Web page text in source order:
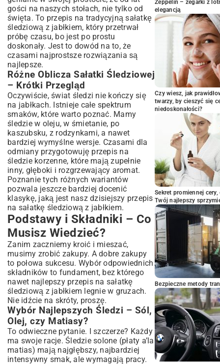
Sekret Smaku
Łączenie Składników i Cierpliwość Smaku
Wariacje na Temat Sałatki Śledziowej z
Jabłkiem
Sałatka Śledziowa z Jabłkiem i
Ziemniakami – Sposób na Pełny Posiłek
Śledzie z Jabłkiem i Buraczkami – Kolor i
Smak na Świątecznym Stole
Sałatka Śledziowa z Jabłkiem i Ogórkiem
Kiszonem – Dodatek Chrupkości
Pomysły na Podanie – Na Co Dzień i Od
Święta
Porady Eksperta i Częste Pytania
Jak Uniknąć Najczęstszych Błędów w
Przygotowaniu?
Przechowywanie Sałatki Śledziowej – Jak
Długo Zachowa Świeżość?
Z czym Podawać Sałatkę Śledziową z
Jabłkiem?
Podsumowanie – Sałatka Śledziowa z
Jabłkiem na Twoim Stole
gości na naszych stołach, nie tylko od
święta. To przepis na tradycyjną sałatkę
śledziową z jabłkiem, który przetrwał
próbę czasu, bo jest po prostu
doskonały. Jest to dowód na to, że
czasami najprostsze rozwiązania są
najlepsze.
Różne Oblicza Sałatki Śledziowej
– Krótki Przegląd
Oczywiście, świat śledzi nie kończy się
na jabłkach. Istnieje całe spektrum
smaków, które warto poznać. Mamy
śledzie w oleju, w śmietanie, po
kaszubsku, z rodzynkami, a nawet
bardziej wymyślne wersje. Czasami dla
odmiany przygotowuję przepis na
śledzie korzenne, które mają zupełnie
inny, głęboki i rozgrzewający aromat.
Poznanie tych różnych wariantów
pozwala jeszcze bardziej docenić
klasykę, jaką jest nasz dzisiejszy przepis
na sałatkę śledziową z jabłkiem.
Podstawy i Składniki – Co
Musisz Wiedzieć?
Zanim zaczniemy kroić i mieszać,
musimy zrobić zakupy. A dobre zakupy
to połowa sukcesu. Wybór odpowiednich
składników to fundament, bez którego
nawet najlepszy przepis na sałatkę
śledziową z jabłkiem legnie w gruzach.
Nie idźcie na skróty, proszę.
Wybór Najlepszych Śledzi – Sól,
Olej, czy Matiasy?
To odwieczne pytanie. I szczerze? Każdy
ma swoje racje. Śledzie solone (płaty a’la
matias) mają najgłębszy, najbardziej
intensywny smak, ale wymagają pracy.
Zeppelin – zegarki z
elegancją
Czy wiesz, jak
twarzy, by cieszyć się
niedoskonałości?
Sekret promiennej
Twój najlepszy
Bezpieczne metody